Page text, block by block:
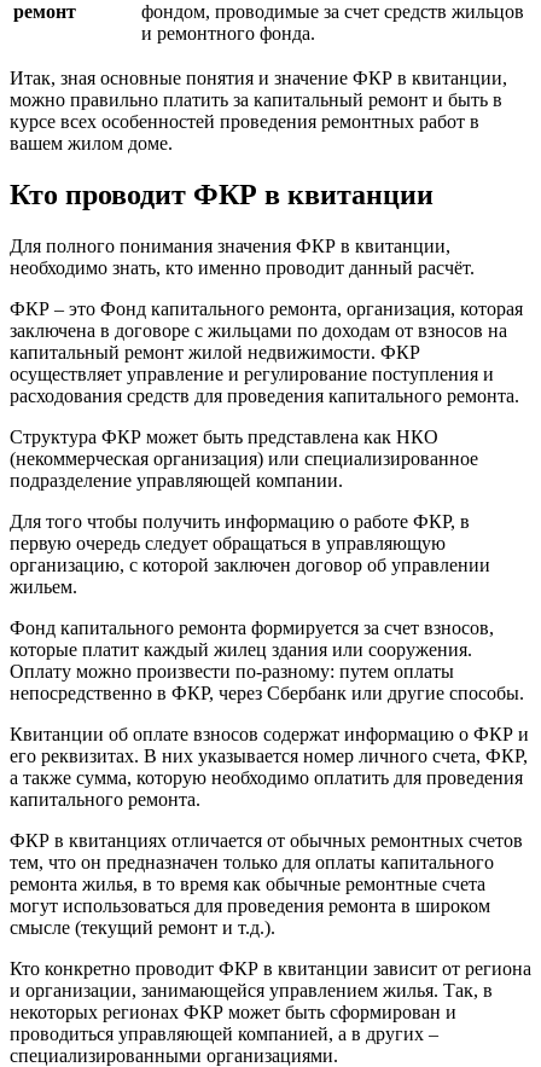
ремонт
фондом, проводимые за счет средств жильцов
и ремонтного фонда.
Итак, зная основные понятия и значение ФКР в квитанции,
можно правильно платить за капитальный ремонт и быть в
курсе всех особенностей проведения ремонтных работ в
вашем жилом доме.
Кто проводит ФКР в квитанции
Для полного понимания значения ФКР в квитанции,
необходимо знать, кто именно проводит данный расчёт.
ФКР – это Фонд капитального ремонта, организация, которая
заключена в договоре с жильцами по доходам от взносов на
капитальный ремонт жилой недвижимости. ФКР
осуществляет управление и регулирование поступления и
расходования средств для проведения капитального ремонта.
Структура ФКР может быть представлена как НКО
(некоммерческая организация) или специализированное
подразделение управляющей компании.
Для того чтобы получить информацию о работе ФКР, в
первую очередь следует обращаться в управляющую
организацию, с которой заключен договор об управлении
жильем.
Фонд капитального ремонта формируется за счет взносов,
которые платит каждый жилец здания или сооружения.
Оплату можно произвести по-разному: путем оплаты
непосредственно в ФКР, через Сбербанк или другие способы.
Квитанции об оплате взносов содержат информацию о ФКР и
его реквизитах. В них указывается номер личного счета, ФКР,
а также сумма, которую необходимо оплатить для проведения
капитального ремонта.
ФКР в квитанциях отличается от обычных ремонтных счетов
тем, что он предназначен только для оплаты капитального
ремонта жилья, в то время как обычные ремонтные счета
могут использоваться для проведения ремонта в широком
смысле (текущий ремонт и т.д.).
Кто конкретно проводит ФКР в квитанции зависит от региона
и организации, занимающейся управлением жилья. Так, в
некоторых регионах ФКР может быть сформирован и
проводиться управляющей компанией, а в других –
специализированными организациями.